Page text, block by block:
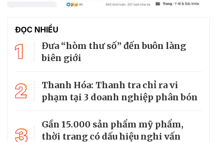
ĐỌC NHIỀU
1
Đưa “hòm thư số” đến buôn làng
biên giới
2
Thanh Hóa: Thanh tra chỉ ra vi
phạm tại 3 doanh nghiệp phân bón
3
Gần 15.000 sản phẩm mỹ phẩm,
thời trang có dấu hiệu nghi vấn